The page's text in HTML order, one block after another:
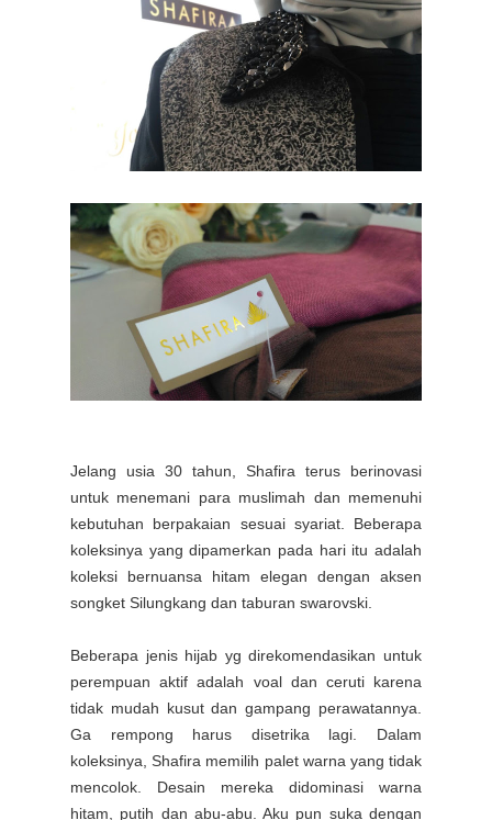
Jelang usia 30 tahun, Shafira terus berinovasi
untuk menemani para muslimah dan memenuhi
kebutuhan berpakaian sesuai syariat. Beberapa
koleksinya yang dipamerkan pada hari itu adalah
koleksi bernuansa hitam elegan dengan aksen
songket Silungkang dan taburan swarovski.
Beberapa jenis hijab yg direkomendasikan untuk
perempuan aktif adalah voal dan ceruti karena
tidak mudah kusut dan gampang perawatannya.
Ga rempong harus disetrika lagi. Dalam
koleksinya, Shafira memilih palet warna yang tidak
mencolok. Desain mereka didominasi warna
hitam, putih dan abu-abu. Aku pun suka dengan